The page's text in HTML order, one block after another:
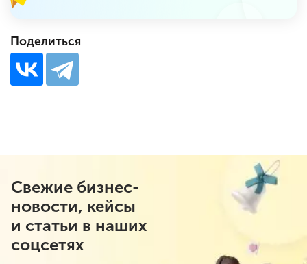
Поделиться
Свежие бизнес-
новости, кейсы
и статьи в наших
соцсетях